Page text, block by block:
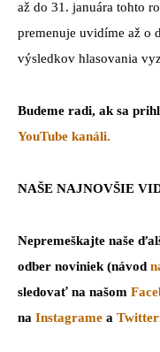
až do 31. januára tohto
premenuje uvidíme až o
výsledkov hlasovania
Budeme radi, ak sa
YouTube kanáli.
NAŠE NAJNOVŠIE
Nepremeškajte naše
odber noviniek (návod n
sledovať na našom
na Instagrame a